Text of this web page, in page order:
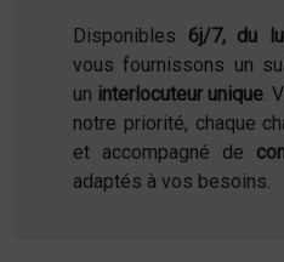
Disponibles 6j/7, du
vous fournissons un
un interlocuteur unique.
notre priorité, chaque
et accompagné de
adaptés à vos besoins.